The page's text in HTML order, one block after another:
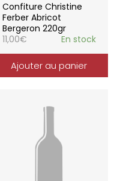
Confiture Christine
Ferber Abricot
Bergeron 220gr
11,00€ En stock
Ajouter au panier